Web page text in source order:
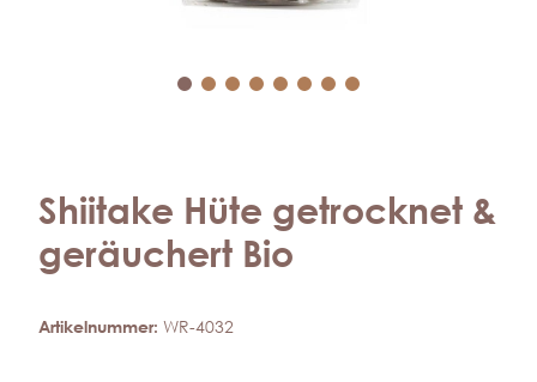
Shiitake Hüte getrocknet &
geräuchert Bio
Artikelnummer: WR-4032